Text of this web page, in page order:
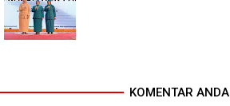
KOMENTAR ANDA